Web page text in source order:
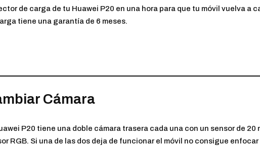
de carga de tu Huawei P20 en una hora para que tu móvil vuelva a
tiene una garantía de 6 meses.
Cámara
P20 tiene una doble cámara trasera cada una con un sensor de
RGB. Si una de las dos deja de funcionar el móvil no consigue